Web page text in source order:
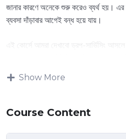
জানার কারণে অনেকে শুরু করেও ব্যর্থ হয়। এর
ব্যবসা দাঁড়াবার আগেই বন্ধ হয়ে যায়।
বানাতে হয়, কীভাবে লিড জেনারেশন করতে হয়,
একটি প্রফেশনাল ড্রপ-সার্ভিসিং এজেন্সি দাঁড়
Show More
Course Content